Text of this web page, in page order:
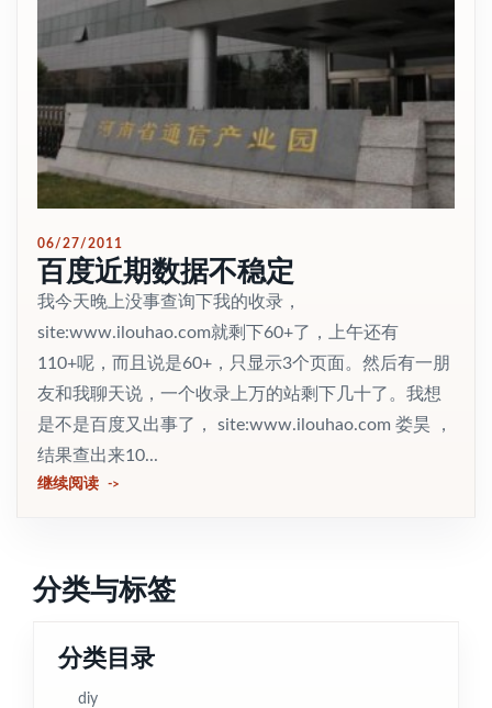
06/27/2011
百度近期数据不稳定
我今天晚上没事查询下我的收录，
site:www.ilouhao.com就剩下60+了，上午还有
110+呢，而且说是60+，只显示3个页面。然后有一朋
友和我聊天说，一个收录上万的站剩下几十了。我想
是不是百度又出事了， site:www.ilouhao.com 娄昊 ，
结果查出来10...
继续阅读
分类与标签
分类目录
diy